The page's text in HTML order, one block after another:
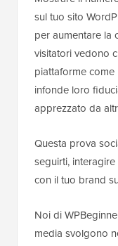
sul tuo sito
per aumentare la
visitatori vedono
piattaforme
infonde loro
apprezzato da
Questa prova
seguirti,
con il tuo brand
Noi di
media svolgono